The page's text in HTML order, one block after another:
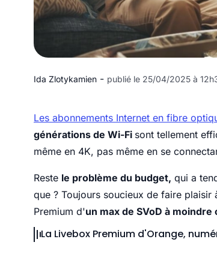
Ida Zlotykamien - publié le 25/04/2025 à
Les abonnements Internet en fibre
générations de Wi-Fi sont tellement
même en 4K, pas même en se
Reste le problème du budget, qui a
que ? Toujours soucieux de faire plaisir
Premium d'un max de SVoD à moindre
La Livebox Premium d'Orange,